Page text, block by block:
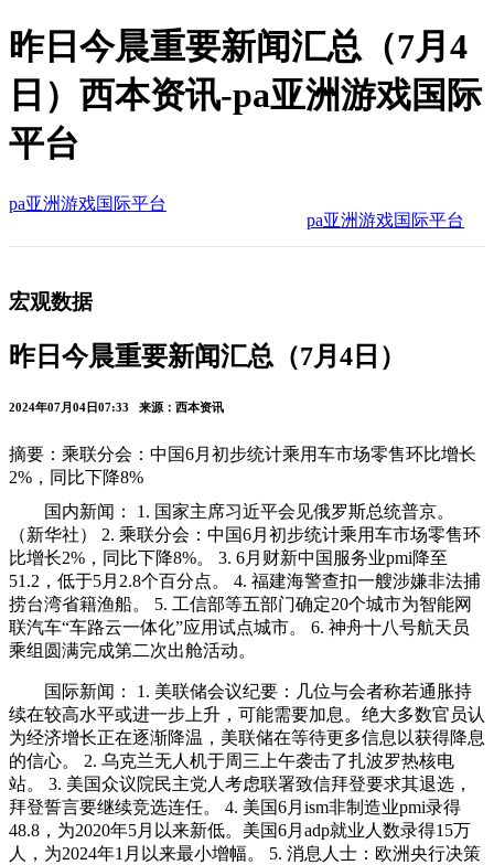
昨日今晨重要新闻汇总（7月4
日）西本资讯-pa亚洲游戏国际
平台
pa亚洲游戏国际平台
pa亚洲游戏国际平台
宏观数据
昨日今晨重要新闻汇总（7月4日）
2024年07月04日07:33 来源：西本资讯
摘要：乘联分会：中国6月初步统计乘用车市场零售环比增长
2%，同比下降8%
国内新闻： 1. 国家主席习近平会见俄罗斯总统普京。
（新华社） 2. 乘联分会：中国6月初步统计乘用车市场零售环
比增长2%，同比下降8%。 3. 6月财新中国服务业pmi降至
51.2，低于5月2.8个百分点。 4. 福建海警查扣一艘涉嫌非法捕
捞台湾省籍渔船。 5. 工信部等五部门确定20个城市为智能网
联汽车“车路云一体化”应用试点城市。 6. 神舟十八号航天员
乘组圆满完成第二次出舱活动。
国际新闻： 1. 美联储会议纪要：几位与会者称若通胀持
续在较高水平或进一步上升，可能需要加息。绝大多数官员认
为经济增长正在逐渐降温，美联储在等待更多信息以获得降息
的信心。 2. 乌克兰无人机于周三上午袭击了扎波罗热核电
站。 3. 美国众议院民主党人考虑联署致信拜登要求其退选，
拜登誓言要继续竞选连任。 4. 美国6月ism非制造业pmi录得
48.8，为2020年5月以来新低。美国6月adp就业人数录得15万
人，为2024年1月以来最小增幅。 5. 消息人士：欧洲央行决策